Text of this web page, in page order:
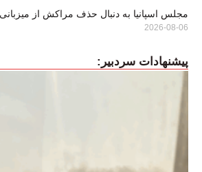
مجلس اسپانیا به دنبال حذف مراکش از میزبانی
2026-08-06
پیشنهادات سردبیر: